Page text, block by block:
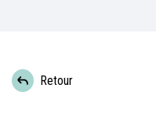
Retour